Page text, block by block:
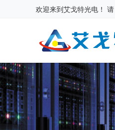
欢迎来到艾戈特光电 ！ 请